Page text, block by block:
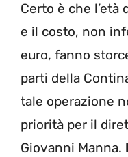
Certo è che l’età
e il costo, non
euro, fanno
parti della
tale operazione
priorità per il
Giovanni Manna.